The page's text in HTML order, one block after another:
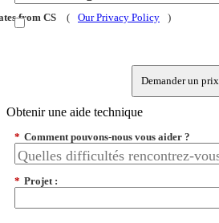
from CS ( Our Privacy Policy )
Demander un prix
Obtenir une aide technique
* Comment pouvons-nous vous aider ?
* Projet :